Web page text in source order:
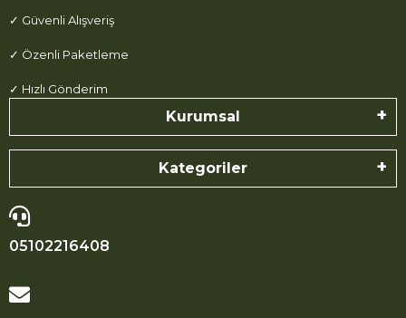
✓ Güvenli Alışveriş
✓ Özenli Paketleme
✓ Hızlı Gönderim
Kurumsal
Kategoriler
05102216408